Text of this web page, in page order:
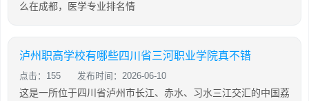
么在成都，医学专业排名情
泸州职高学校有哪些四川省三河职业学院真不错
点击：155 发布时间：2026-06-10
这是一所位于四川省泸州市长江、赤水、习水三江交汇的中国荔